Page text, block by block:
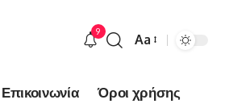
9
Font
Aa
Επικοινωνία Όροι χρήσης